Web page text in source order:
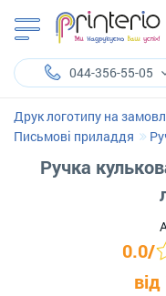
044-356-55-05
Друк логотипу на
Письмові приладдя
Ручка
0.0/
від